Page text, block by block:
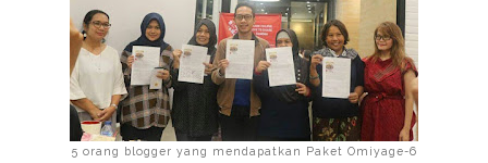
5 orang blogger yang mendapatkan Paket Omiyage-6